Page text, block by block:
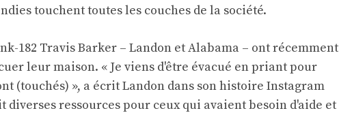
touchent toutes les couches de la société.
182 Travis Barker – Landon et Alabama – ont récemment
leur maison. « Je viens d'être évacué en priant pour
(touchés) », a écrit Landon dans son histoire Instagram
ressources pour ceux qui avaient besoin d'aide et